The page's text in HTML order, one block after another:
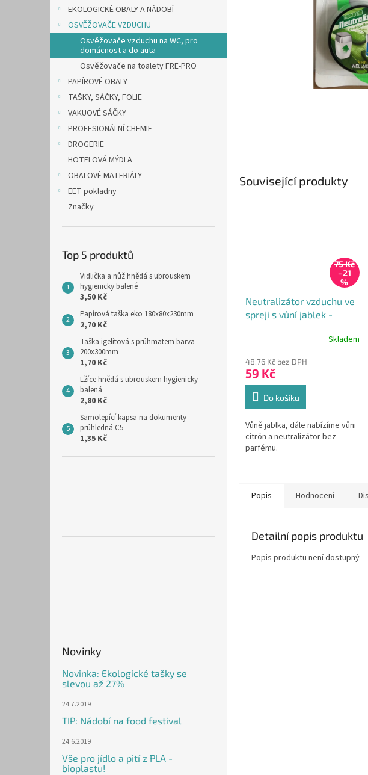
l
EKOLOGICKÉ OBALY A NÁDOBÍ
OSVĚŽOVAČE VZDUCHU
Osvěžovače vzduchu na WC, pro
domácnost a do auta
Osvěžovače na toalety FRE-PRO
PAPÍROVÉ OBALY
TAŠKY, SÁČKY, FOLIE
VAKUOVÉ SÁČKY
PROFESIONÁLNÍ CHEMIE
DROGERIE
HOTELOVÁ MÝDLA
OBALOVÉ MATERIÁLY
EET pokladny
Značky
Top 5 produktů
Vidlička a nůž hnědá s ubrouskem
hygienicky balené
3,50 Kč
Papírová taška eko 180x80x230mm
2,70 Kč
Taška igelitová s průhmatem barva -
200x300mm
1,70 Kč
Lžíce hnědá s ubrouskem hygienicky
balená
2,80 Kč
Samolepící kapsa na dokumenty
průhledná C5
1,35 Kč
Novinky
Novinka: Ekologické tašky se
slevou až 27%
24.7.2019
TIP: Nádobí na food festival
24.6.2019
Vše pro jídlo a pití z PLA -
bioplastu!
Související produkty
75 Kč
–21
%
Neutralizátor vzduchu ve
spreji s vůní jablek -
produktu
je
5,0
5
hvězdiček.
Skladem
48,76 Kč bez DPH
59 Kč
Do košíku
Vůně jablka, dále nabízíme vůni
citrón a neutralizátor bez
parfému.
Popis Hodnocení
Detailní popis produktu
Popis produktu není dostupný